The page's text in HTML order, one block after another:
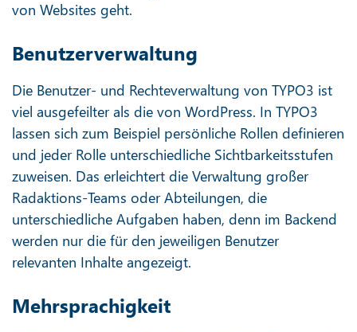
von Websites geht.
Benutzerverwaltung
Die Benutzer- und Rechteverwaltung von TYPO3 ist
viel ausgefeilter als die von WordPress. In TYPO3
lassen sich zum Beispiel persönliche Rollen definieren
und jeder Rolle unterschiedliche Sichtbarkeitsstufen
zuweisen. Das erleichtert die Verwaltung großer
Radaktions-Teams oder Abteilungen, die
unterschiedliche Aufgaben haben, denn im Backend
werden nur die für den jeweiligen Benutzer
relevanten Inhalte angezeigt.
Mehrsprachigkeit